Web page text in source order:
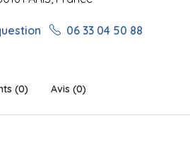
06 33 04 50 88
(0) Avis (0)